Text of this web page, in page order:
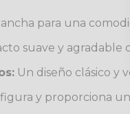
para una
suave y agradable
Un diseño clásico y
figura y proporciona